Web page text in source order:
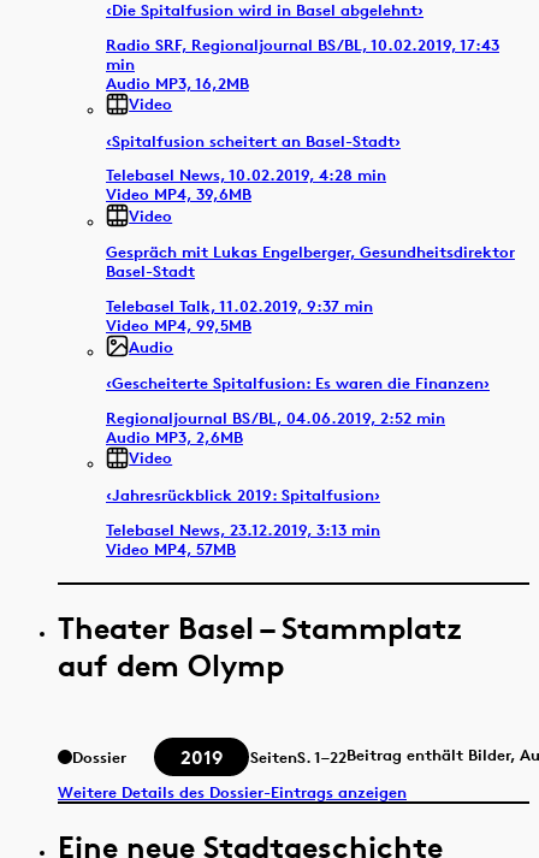
‹Die Spitalfusion wird in Basel abgelehnt›
Radio SRF, Regionaljournal BS/BL, 10.02.2019, 17:43
min
Audio MP3, 16,2MB
Video
‹Spitalfusion scheitert an Basel-Stadt›
Telebasel News, 10.02.2019, 4:28 min
Video MP4, 39,6MB
Video
Gespräch mit Lukas Engelberger, Gesundheitsdirektor
Basel-Stadt
Telebasel Talk, 11.02.2019, 9:37 min
Video MP4, 99,5MB
Audio
‹Gescheiterte Spitalfusion: Es waren die Finanzen›
Regionaljournal BS/BL, 04.06.2019, 2:52 min
Audio MP3, 2,6MB
Video
‹Jahresrückblick 2019: Spitalfusion›
Telebasel News, 23.12.2019, 3:13 min
Video MP4, 57MB
Theater Basel – Stammplatz
auf dem Olymp
Dossier 2019 SeitenS.1–22Beitrag enthält Bilder,
Weitere Details des Dossier-Eintrags anzeigen
Eine neue Stadtgeschichte